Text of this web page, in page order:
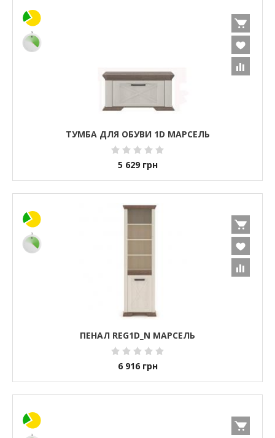
ТУМБА ДЛЯ ОБУВИ 1D МАРСЕЛЬ
5 629 грн
ПЕНАЛ REG1D_N МАРСЕЛЬ
6 916 грн